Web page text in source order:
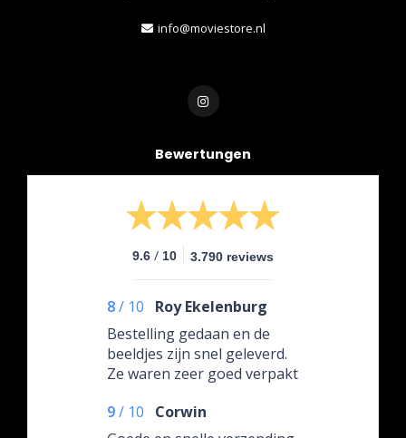
info@moviestore.nl
Bewertungen
9.6 / 10 3.790 reviews
8/ 10
Roy Ekelenburg
Bestelling gedaan en de
beeldjes zijn snel geleverd.
Ze waren zeer goed verpakt
cadeaupapier. 4 steren i.v.m.
een beeldje wat ik besteld
9/ 10
Corwin